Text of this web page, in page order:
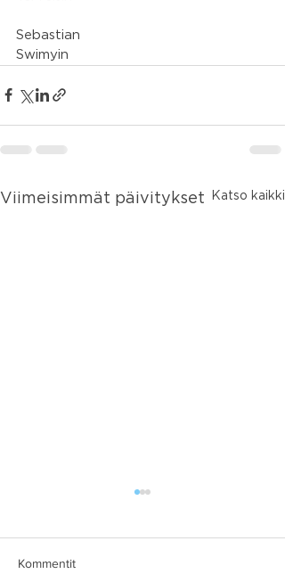
Sebastian
Swimyin
Viimeisimmät päivitykset Katso kaikki
Kommentit